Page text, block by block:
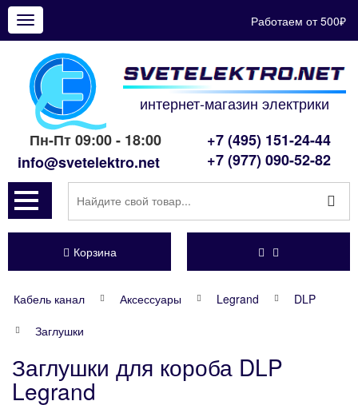
Показать
меню
Работаем от 500₽
интернет-магазин электрики
Пн-Пт 09:00 - 18:00
info@svetelektro.net
+7 (495) 151-24-44
+7 (977) 090-52-82
Корзина
Кабель канал Аксессуары Legrand
DLP
Заглушки
Заглушки для короба DLP
Legrand